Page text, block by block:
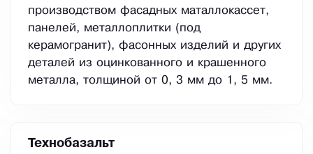
производством фасадных маталлокассет,
панелей, металлоплитки (под
керамогранит), фасонных изделий и других
деталей из оцинкованного и крашенного
металла, толщиной от 0, 3 мм до 1, 5 мм.
Технобазальт